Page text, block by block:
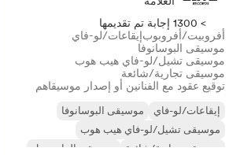
> 1300 إجابة تم تقديمها
أفروبيت/أفروبوبإيقاعات/لو-فاي
موسيقى البوسانوفا
موسيقى تشيل/لو-فاي هيب هوب
موسيقى تجارية/شائعة
توقيع عقود مع الفنانين أو إصدار موسيقاهم
إيقاعات/لو-فاي
موسيقى البوسانوفا
موسيقى تشيل/لو-فاي هيب هوب
موسيقى تجارية/شائعة
موسيقى الدانسهول